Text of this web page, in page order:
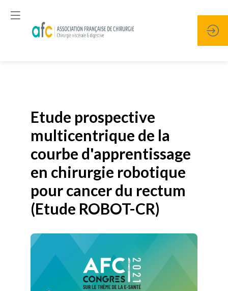
Etude prospective
multicentrique de la
courbe d'apprentissage
en chirurgie robotique
pour cancer du rectum
(Etude ROBOT-CR)